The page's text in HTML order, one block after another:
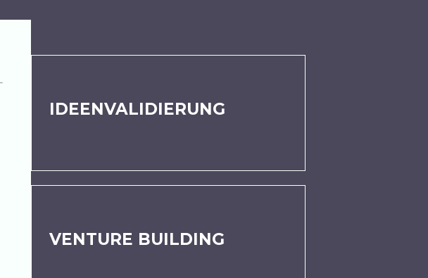
IDEENVALIDIERUNG
VENTURE BUILDING